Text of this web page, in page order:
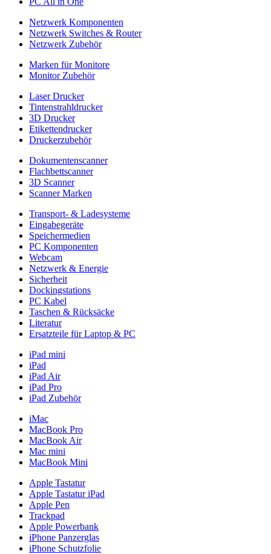
Netzwerk Komponenten
Netzwerk Switches & Router
Netzwerk Zubehör
Marken für Monitore
Monitor Zubehör
Laser Drucker
Tintenstrahldrucker
3D Drucker
Etikettendrucker
Druckerzubehör
Dokumentenscanner
Flachbettscanner
3D Scanner
Scanner Marken
Transport- & Ladesysteme
Eingabegeräte
Speichermedien
PC Komponenten
Webcam
Netzwerk & Energie
Sicherheit
Dockingstations
PC Kabel
Taschen & Rücksäcke
Literatur
Ersatzteile für Laptop & PC
iPad mini
iPad
iPad Air
iPad Pro
iPad Zubehör
iMac
MacBook Pro
MacBook Air
Mac mini
MacBook Mini
Apple Tastatur
Apple Tastatur iPad
Apple Pen
Trackpad
Apple Powerbank
iPhone Panzerglas
iPhone Schutzfolie